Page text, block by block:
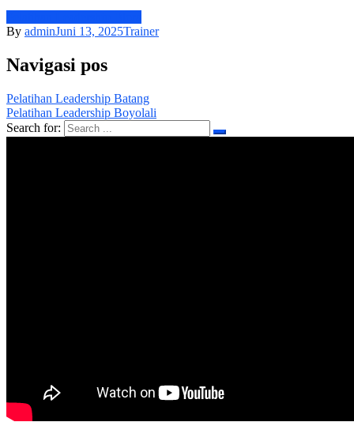
By adminJuni 13, 2025Trainer
Navigasi pos
Pelatihan Leadership Batang
Pelatihan Leadership Boyolali
Search for: